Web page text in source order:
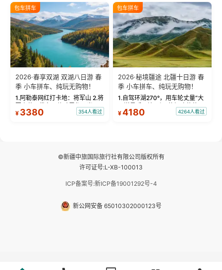
绝美瞬间。 赛湖坦克300跟车视
频：专业摄影师...
瓦人最大村落——禾木村，欣赏
晨雾与小木...
包车拼车
2026·春享双湖 双湖八日游 春
季 小车拼车、纯玩无购物！
1.阿勒泰网红打卡地：将军山 2.将
军山落日缆车，体验雪都风光 3.
将军山，夕阳派对，蹦迪party 4.
¥ 3380 354人看过
包车拼车
2026·秘境疆途 北疆十日游 春
季 小车拼车、纯玩无购物！
1.自驾环湖270°，用车轮丈量“大
西洋最后一滴眼泪”的极致蔚蓝，
让雪山、花海与深邃湖水在转弯
¥4180 4264人看过
©新疆中旅国际旅行社有限公司版权所有
许可证号:L-XB-100013
ICP备案号:新ICP备19001292号-4
新公网安备 65010302000123号